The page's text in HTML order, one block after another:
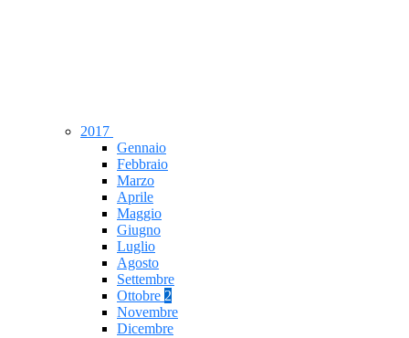
2017
Gennaio
Febbraio
Marzo
Aprile
Maggio
Giugno
Luglio
Agosto
Settembre
Ottobre 2
Novembre
Dicembre